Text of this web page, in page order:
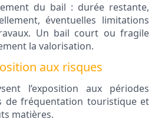
du bail : durée restante,
éventuelles limitations
Un bail court ou fragile
la valorisation.
aux risques
l’exposition aux périodes
de fréquentation touristique et
matières.